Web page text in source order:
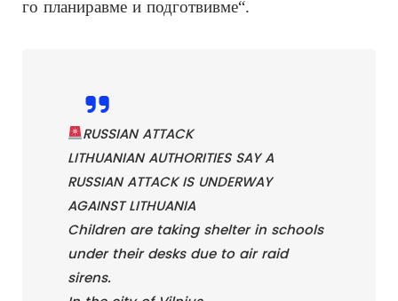
го планиравме и подготвивме“.
RUSSIAN ATTACK
LITHUANIAN AUTHORITIES SAY A
RUSSIAN ATTACK IS UNDERWAY
AGAINST LITHUANIA
Children are taking shelter in schools
under their desks due to air raid
sirens.